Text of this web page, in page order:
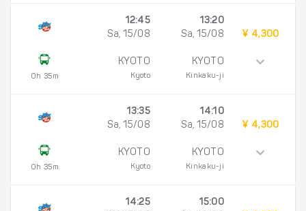
0h 35m
12:45
Sa, 15/08
KYOTO
Kyoto
13:20
Sa, 15/08
KYOTO
Kinkaku-ji
¥ 4,300
0h 35m
13:35
Sa, 15/08
KYOTO
Kyoto
14:10
Sa, 15/08
KYOTO
Kinkaku-ji
¥ 4,300
14:25
15:00